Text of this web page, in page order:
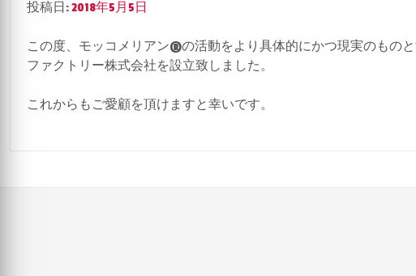
投稿日:2018年5月5日
この度、モッコメリアン®︎の活動をより具体的にかつ現実のもの
ファクトリー株式会社を設立致しました。
これからもご愛顧を頂けますと幸いです。